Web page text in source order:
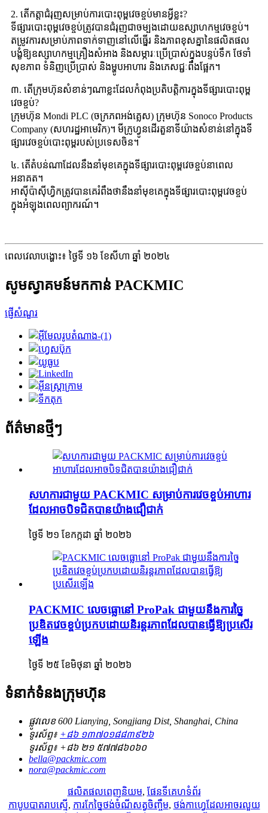
2. តើ​កត្តា​ជំរុញ​សម្រាប់​ការ​បោះពុម្ព​វេច​ខ្ចប់​មាន​អ្វីខ្លះ?
ទីផ្សារបោះពុម្ពវេចខ្ចប់ត្រូវបានជំរុញជាចម្បងដោយឧស្សាហកម្មវេចខ្ចប់។
តម្រូវការសម្រាប់ភាពទាក់ទាញនៅលើធ្នើរ និងភាពខុសគ្នានៃផលិតផល
បង្ខំឱ្យឧស្សាហកម្មគ្រឿងសំអាង និងសម្ភារៈប្រើប្រាស់ក្នុងបន្ទប់ទឹក ថែទាំ
សុខភាព ទំនិញប្រើប្រាស់ និងម្ហូបអាហារ និងភេសជ្ជៈពឹងផ្អែក។
៣. តើ​ក្រុមហ៊ុន​សំខាន់ៗ​ណាខ្លះ​ដែល​កំពុង​ប្រតិបត្តិការ​ក្នុង​ទីផ្សារ​បោះពុម្ព​
វេច​ខ្ចប់?
ក្រុមហ៊ុន Mondi PLC (ចក្រភពអង់គ្លេស) ក្រុមហ៊ុន Sonoco Products
Company (សហរដ្ឋអាមេរិក)។ មីក្រូហ្វូន​ដើរតួនាទីយ៉ាងសំខាន់នៅក្នុងទី
ផ្សារវេចខ្ចប់បោះពុម្ពរបស់ប្រទេសចិន។
៤. តើតំបន់ណាដែលនឹងនាំមុខគេក្នុងទីផ្សារបោះពុម្ពវេចខ្ចប់នាពេល
អនាគត។
អាស៊ីប៉ាស៊ីហ្វិកត្រូវបានគេរំពឹងថានឹងនាំមុខគេក្នុងទីផ្សារបោះពុម្ពវេចខ្ចប់
ក្នុងអំឡុងពេលព្យាករណ៍។
ពេលវេលាបង្ហោះ៖ ថ្ងៃទី ១៦ ខែសីហា ឆ្នាំ ២០២៤
សូមស្វាគមន៍មកកាន់ PACKMIC
ផ្ញើសំណួរ
ព័ត៌មានថ្មីៗ
សហការជាមួយ PACKMIC សម្រាប់ការវេចខ្ចប់អាហារ
ដែលអាចបិទជិតបានយ៉ាងជឿជាក់
ថ្ងៃទី ២១ ខែកក្កដា ឆ្នាំ ២០២៦
PACKMIC លេចធ្លោនៅ ProPak ជាមួយនឹងការច្នៃ
ប្រឌិតវេចខ្ចប់ប្រកបដោយនិរន្តរភាពដែលបានធ្វើឱ្យប្រសើរ
ឡើង
ថ្ងៃទី ២៥ ខែមិថុនា ឆ្នាំ ២០២៦
ទំនាក់ទំនងក្រុមហ៊ុន
ផ្លូវលេខ 600 Lianying, Songjiang Dist, Shanghai, China
ទូរស័ព្ទ៖ +៨៦ ១៣៧០១៨៨៣៩២៦
ទូរស័ព្ទ៖ +៨៦ ២១ ៥៧៧៨៦០៦០
bella@packmic.com
nora@packmic.com
ផលិតផលពេញនិយម, ផែនទីគេហទំព័រ
កាបូបបាតរាបស្មើ, ការកែច្នៃថង់ចំណីសត្វចិញ្ចឹម, ថង់កាហ្វេដែលអាចរលួយ